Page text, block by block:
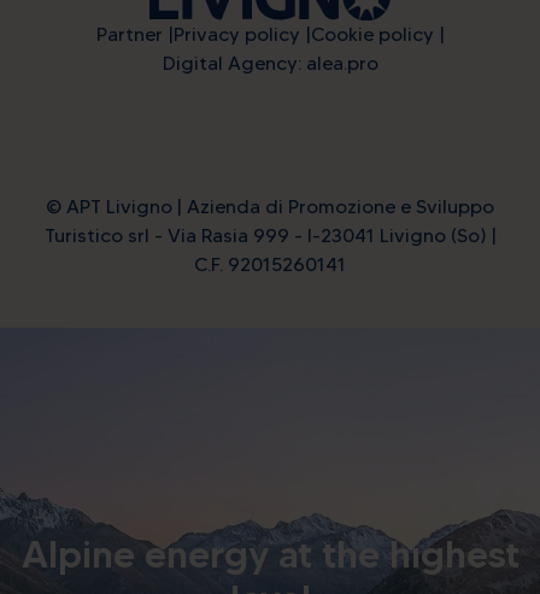
Partner Privacy policy Cookie policy
Digital Agency: alea.pro
© APT Livigno | Azienda di Promozione e Sviluppo
Turistico srl - Via Rasia 999 - I-23041 Livigno (So) |
C.F. 92015260141
Alpine energy at the highest